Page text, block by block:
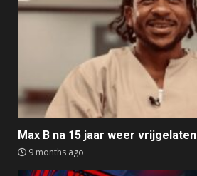
Max B na 15 jaar weer vrijgelaten
9 months ago